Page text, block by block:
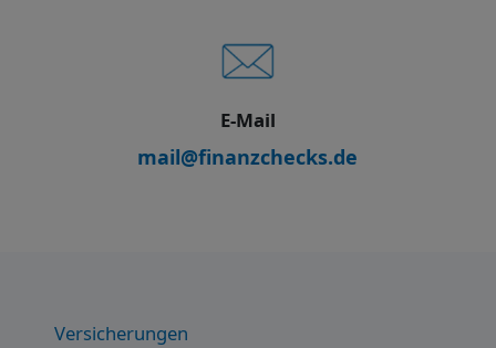
E-Mail
mail@finanzchecks.de
Versicherungen